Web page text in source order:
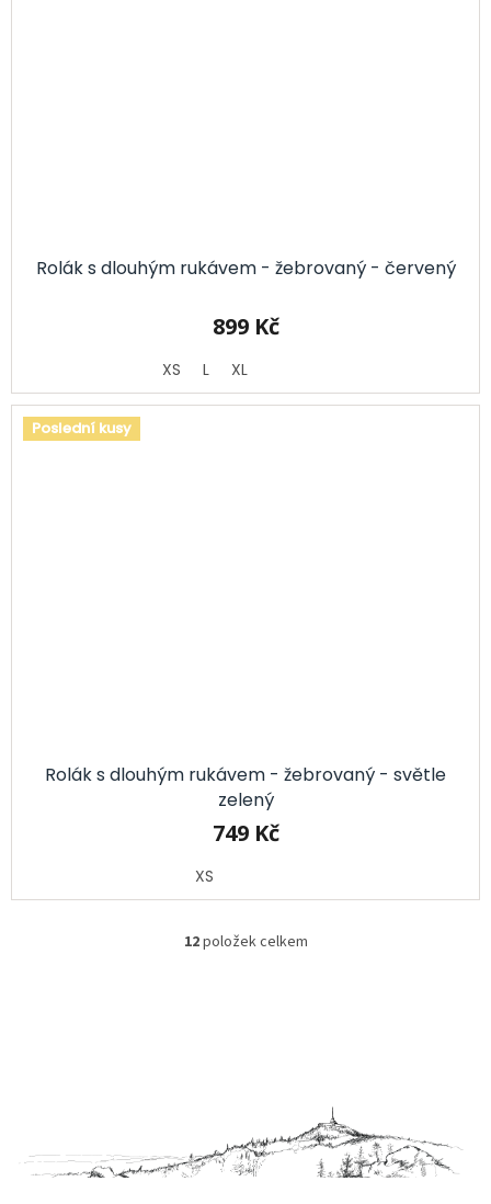
Rolák s dlouhým rukávem - žebrovaný - červený
899 Kč
XS L XL
Poslední kusy
Rolák s dlouhým rukávem - žebrovaný - světle
zelený
749 Kč
XS
O
r
v
k
12položek celkem